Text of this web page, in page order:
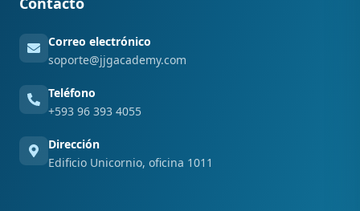
Correo electrónico
soporte@jjgacademy.com
Teléfono
+593 96 393 4055
Dirección
Edificio Unicornio, oficina 1011